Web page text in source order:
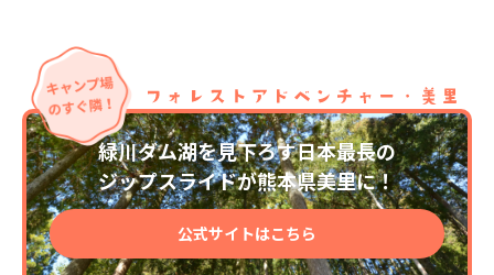
緑川ダム湖を見下ろす日本最長の
ジップスライドが熊本県美里に！
公式サイトはこちら